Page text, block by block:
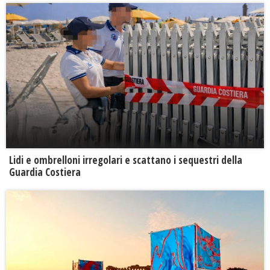
Lidi e ombrelloni irregolari e scattano i sequestri della
Guardia Costiera